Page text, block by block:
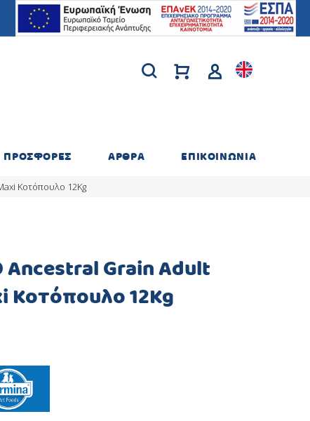
ΠΡΟΣΦΟΡΕΣ ΑΡΘΡΑ ΕΠΙΚΟΙΝΩΝΙΑ
Κοτόπουλο 12Kg
Ancestral Grain Adult
Κοτόπουλο 12Kg